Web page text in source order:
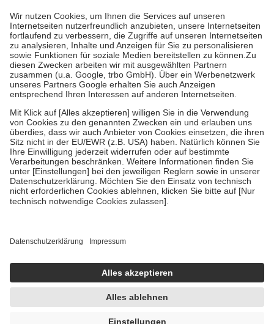
höchstens zehn Euro.
Es sind jedoch nie mehr als die tatsächlichen
Kosten der Leistung zu entrichten.
Diese Regeln gelten grundsätzlich auch für Online-Apotheken.
Bei Heilmitteln und häuslicher Krankenpflege beträgt die
Zuzahlung zehn Prozent der Kosten sowie zehn Euro je
Verordnung.
Um das Engagement der Versicherten für ihre eigene Gesundheit zu
stärken und die besondere Stellung der Familie zu unterstützen,
fallenkeine Zuzahlungenan bei:
• Kindern und Jugendlichen bis zum vollendeten 18. Lebensjahr
mit Ausnahme der Fahrkosten
• Untersuchungen zur Vorsorge und Früherkennung, die von der
GKV getragen werden
• empfohlenen Schutzimpfungen
• Harn- und Blutteststreifen
getroffen, um sicherzustellen, dass es sich um echte Bewertungen
https://help.etrusted.com/hc/de/articles/4419944605341
Einige Bilder und Inhalte wurden unter Zuhilfenahme künstlicher